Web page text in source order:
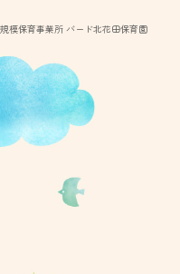
保育事業所 バード北花田保育園